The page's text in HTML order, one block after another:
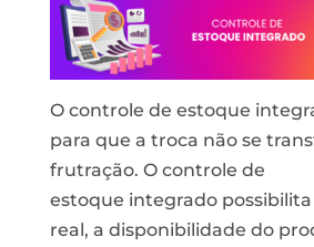
O controle de estoque
para que a troca não se
frutração. O controle de
estoque integrado possibilita
real, a disponibilidade do